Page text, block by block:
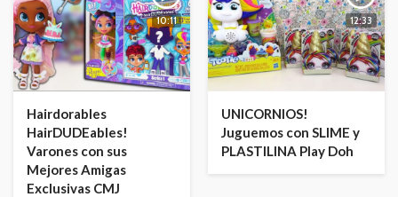
10:11
Hairdorables
HairDUDEables!
Varones con sus
Mejores Amigas
Exclusivas CMJ
12:33
UNICORNIOS!
Juguemos con SLIME y
PLASTILINA Play Doh